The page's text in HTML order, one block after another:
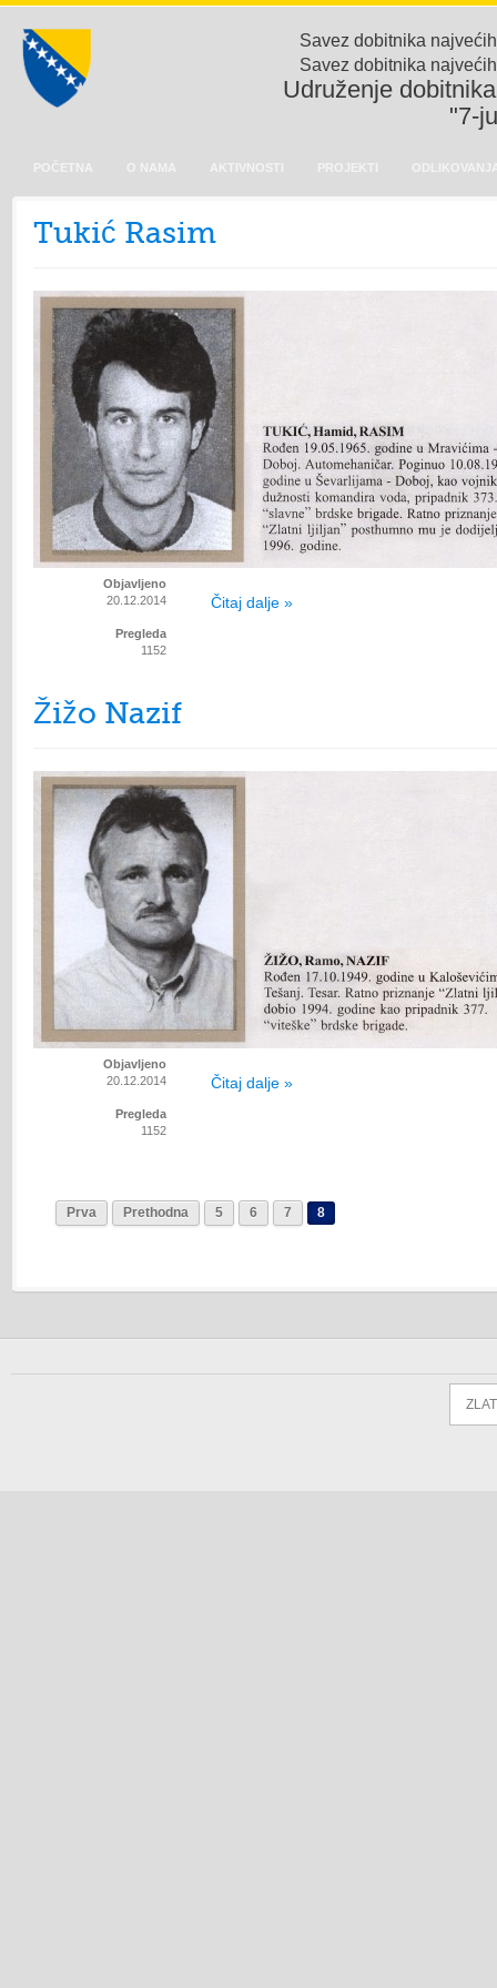
Savez dobitnika
Savez dobitnika
Udruženje
"7-
POČETNA O NAMA AKTIVNOSTI PROJEKTI
Tukić Rasim
Objavljeno
20.12.2014
Pregleda
1152
Čitaj dalje »
Žižo Nazif
Objavljeno
20.12.2014
Pregleda
1152
Čitaj dalje »
Prva Prethodna 5 6 7 8